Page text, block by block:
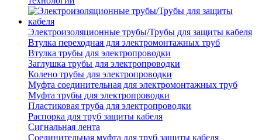
Электроизоляционные трубы/Трубы для защиты кабеля
Втулка переходная для электромонтажных труб
Втулка трубы для электропроводки
Заглушка трубы для электропроводки
Колено трубы для электропроводки
Муфта соединительная для электромонтажных труб
Муфта трубы для электропроводки
Пластиковая труба для электропроводки
Распорка для труб защиты кабеля
Сигнальная лента
Соединительная муфта для труб защиты кабеля